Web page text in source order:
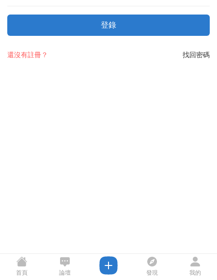
登錄
找回密碼
還沒有註冊？
首頁 論壇 發現 我的